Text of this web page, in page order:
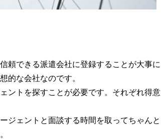
頼できる派遣会社に登録することが大事に
的な会社なのです。
ントを探すことが必要です。それぞれ得意
ジェントと面談する時間を取ってちゃんと